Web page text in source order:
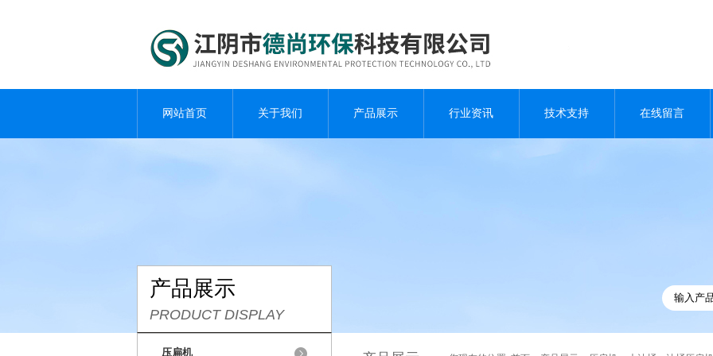
网站首页 关于我们 产品展示 行业资讯 技术支持 在线留言
产品展示
PRODUCT DISPLAY
压扁机